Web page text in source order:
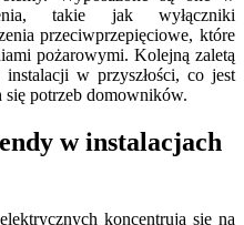
takie jak wyłączniki
przeciwprzepięciowe, które
pożarowymi. Kolejną zaletą
w przyszłości, co jest
potrzeb domowników.
w instalacjach
koncentrują się na